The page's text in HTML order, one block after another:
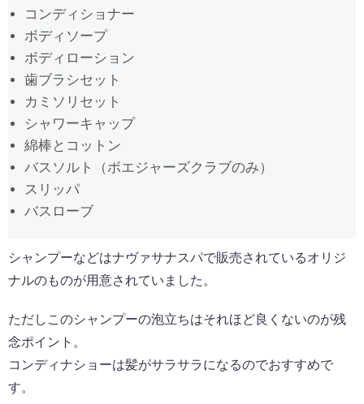
コンディショナー
ボディソープ
ボディローション
歯ブラシセット
カミソリセット
シャワーキャップ
綿棒とコットン
バスソルト（ボエジャーズクラブのみ）
スリッパ
バスローブ
シャンプーなどはナヴァサナスパで販売されているオリジ
ナルのものが用意されていました。
ただしこのシャンプーの泡立ちはそれほど良くないのが残
念ポイント。
コンディナショーは髪がサラサラになるのでおすすめで
す。